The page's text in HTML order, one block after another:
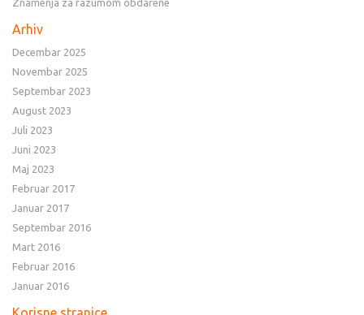
Znamenja za razumom obdarene
Arhiv
Decembar 2025
Novembar 2025
Septembar 2023
August 2023
Juli 2023
Juni 2023
Maj 2023
Februar 2017
Januar 2017
Septembar 2016
Mart 2016
Februar 2016
Januar 2016